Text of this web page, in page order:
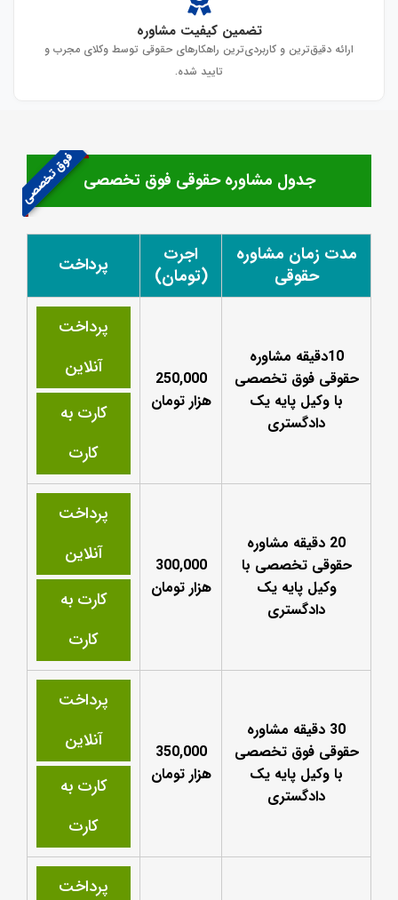
تضمین کیفیت مشاوره
ارائه دقیق‌ترین و کاربردی‌ترین راهکارهای حقوقی توسط وکلای مجرب و
تایید شده.
فوق تخصصی جدول مشاوره حقوقی فوق تخصصی
مدت زمان مشاوره
حقوقی
اجرت
(تومان)
پرداخت
10دقیقه مشاوره
حقوقی فوق تخصصی
با وکیل پایه یک
دادگستری
250,000
هزار تومان
پرداخت
آنلاین
کارت به
کارت
20 دقیقه مشاوره
حقوقی تخصصی با
وکیل پایه یک
دادگستری
300,000
هزار تومان
پرداخت
آنلاین
کارت به
کارت
30 دقیقه مشاوره
حقوقی فوق تخصصی
با وکیل پایه یک
دادگستری
350,000
هزار تومان
پرداخت
آنلاین
کارت به
کارت
پرداخت